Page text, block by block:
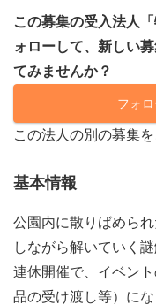
この募集の受入法人
ォローして、新しい
てみませんか？
フォ
この法人の別の募集を
基本情報
公園内に散りばめら
しながら解いていく
連休開催で、イベン
品の受け渡し等）にな